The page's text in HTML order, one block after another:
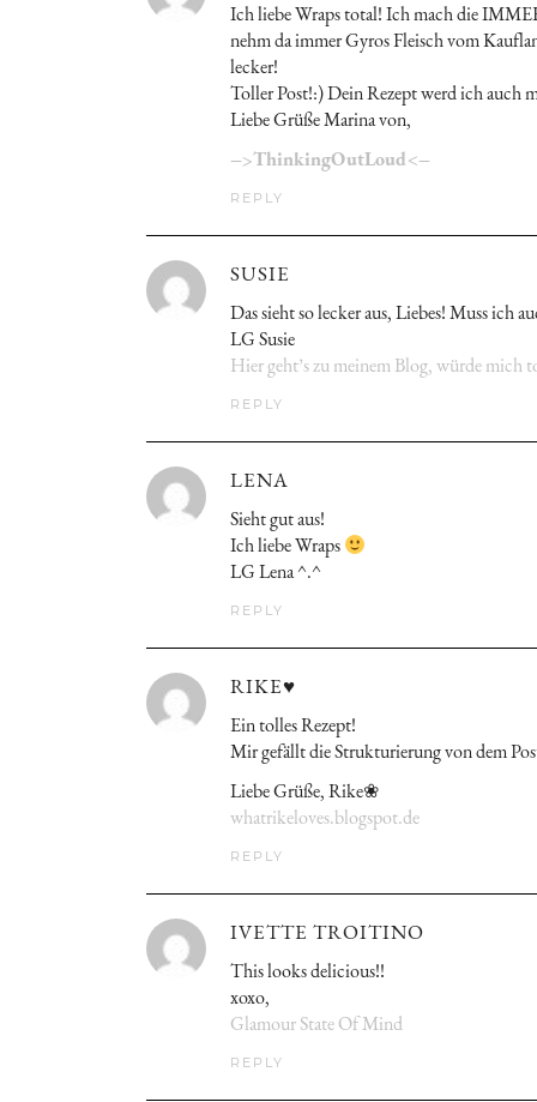
Ich liebe Wraps total! Ich mach die
nehm da immer Gyros Fleisch vom
lecker!
Toller Post!:) Dein Rezept werd ich auch
Liebe Grüße Marina von,
–>ThinkingOutLoud<–
REPLY
SUSIE
Das sieht so lecker aus, Liebes! Muss ich
LG Susie
Hier geht’s zu meinem Blog, würde mich
REPLY
LENA
Sieht gut aus!
Ich liebe Wraps
LG Lena ^.^
REPLY
RIKE♥
Ein tolles Rezept!
Mir gefällt die Strukturierung von dem
Liebe Grüße, Rike❀
whatrikeloves.blogspot.de
REPLY
IVETTE TROITINO
This looks delicious!!
xoxo,
Glamour State Of Mind
REPLY